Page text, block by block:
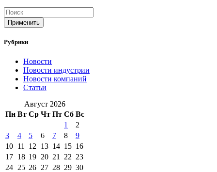
Применить
Рубрики
Новости
Новости индустрии
Новости компаний
Статьи
Август 2026
Пн Вт Ср Чт Пт Сб Вс
1
2
3
4 5 6 7 8
9
10 11 12 13 14 15 16
17 18 19 20 21 22 23
24 25 26 27 28 29 30